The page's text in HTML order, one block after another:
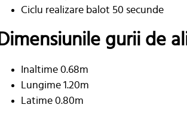
Ciclu realizare balot 50 secunde
Dimensiunile gurii de
Inaltime 0.68m
Lungime 1.20m
Latime 0.80m